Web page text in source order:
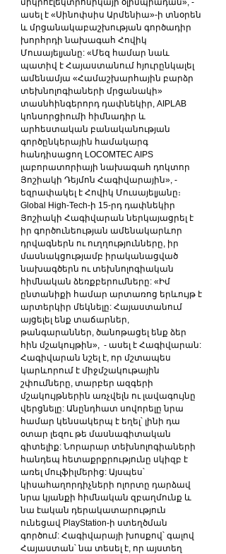
միկրոէլեկտրոնիկայի օլիմպիադան», -
ասել է «Սինոփսիս Արմենիա»-ի տնօրեն
և մրցանակաբաշխության գործադիր
խորհրդի նախագահ Հովիկ
Մուսայելյանը: «Մեզ համար նաև
պատիվ է Հայաստանում հյուրընկալել
ամենամյա «Համաշխարհային բարձր
տեխնոլոգիաների մրցանակի»
տասնհինգերորդ դափնեկիր, AIPLAB
կոնսորցիումի հիմնադիր և
արհեստական բանականության
գործընկերային համակարգ
հանդիսացող LOCOMTEC AIPS
լաբորատորիայի նախագահ դոկտոր
Յոշիակի Դեյմոն Հագիվարային», -
եզրափակել է Հովիկ Մուսայելյանը։
Global High-Tech-ի 15-րդ դափնեկիր
Յոշիակի Հագիվարան ներկայացրել է
իր գործունեության ամենակարևոր
դրվագներն ու ուղղությունները, իր
մասնակցությամբ իրականացված
նախագծերն ու տեխնոլոգիական
հիմնական ձեռքբերումները: «Իմ
ընտանիքի համար արտառոց երևույթ է
արտերկիր մեկնելը: Հայաստանում
այցելել ենք տաճարներ,
թանգարաններ, ծանոթացել ենք ձեր
հին մշակույթին»,  - ասել է Հագիվարան:
Հագիվարան նշել է, որ մշտապես
կարևորում է միջմշակութային
շփումները, տարբեր ազգերի
մշակույթներին առչվելն ու լավագույնը
վերցնելը: Անընդհատ սովորելը նրա
համար կենսակերպ է եղել՝ լինի դա
օտար լեզու թե մասնագիտական
գիտելիք: Նորարար տեխնոլոգիաների
հանդեպ հետաքրքրությունը սկիզբ է
առել մուլֆիլմերից: Այսպես՝
կիսահաղորդիչների ոլորտը դարձավ
նրա կյանքի հիմնական զբաղմունք և
նա էական դերակատարություն
ունեցավ PlayStation-ի ստեղծման
գործում: Հագիվարայի խոսքով՝ գալով
Հայաստան՝ նա տեսել է, որ այստեղ